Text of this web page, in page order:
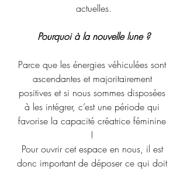
actuelles.
Pourquoi à la nouvelle lune ?
Parce que les énergies véhiculées sont
ascendantes et majoritairement
positives et si nous sommes disposées
à les intégrer, c’est une période qui
favorise la capacité créatrice féminine
!
Pour ouvrir cet espace en nous, il est
donc important de déposer ce qui doit